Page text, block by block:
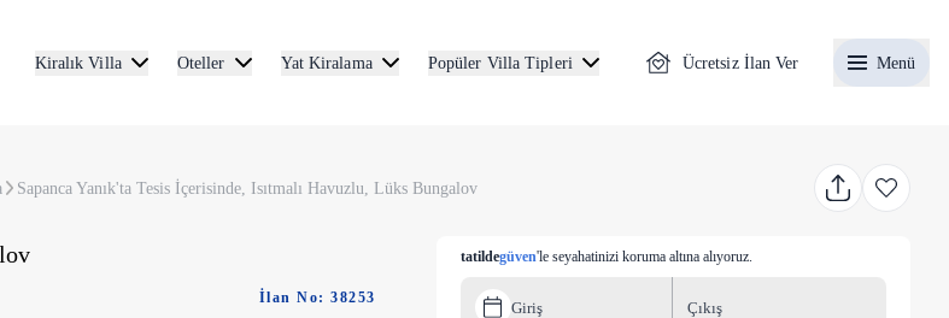
Kiralık Villa
Oteller Yat Kiralama Popüler Villa Tipleri Ücretsiz İlan Ver Menü
Sapanca Yanık'ta Tesis İçerisinde, Isıtmalı Havuzlu, Lüks Bungalov
İlan No: 38253
tatildegüven'le seyahatinizi koruma altına alıyoruz.
Giriş Çıkış